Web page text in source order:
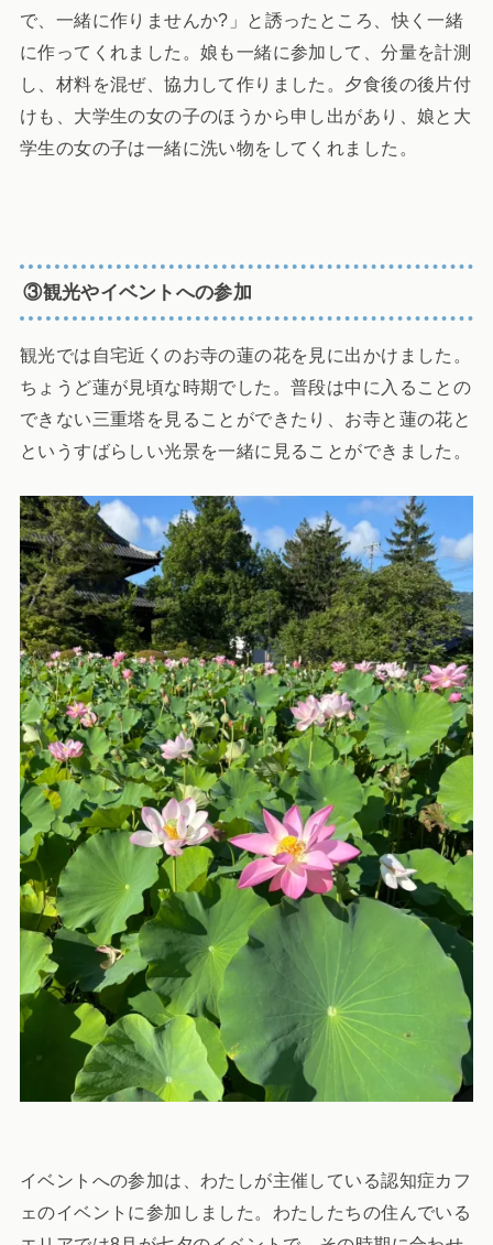
で、一緒に作りませんか?」と誘ったところ、快く一緒
に作ってくれました。娘も一緒に参加して、分量を計測
し、材料を混ぜ、協力して作りました。夕食後の後片付
けも、大学生の女の子のほうから申し出があり、娘と大
学生の女の子は一緒に洗い物をしてくれました。
③観光やイベントへの参加
観光では自宅近くのお寺の蓮の花を見に出かけました。
ちょうど蓮が見頃な時期でした。普段は中に入ることの
できない三重塔を見ることができたり、お寺と蓮の花と
というすばらしい光景を一緒に見ることができました。
イベントへの参加は、わたしが主催している認知症カフ
ェのイベントに参加しました。わたしたちの住んでいる